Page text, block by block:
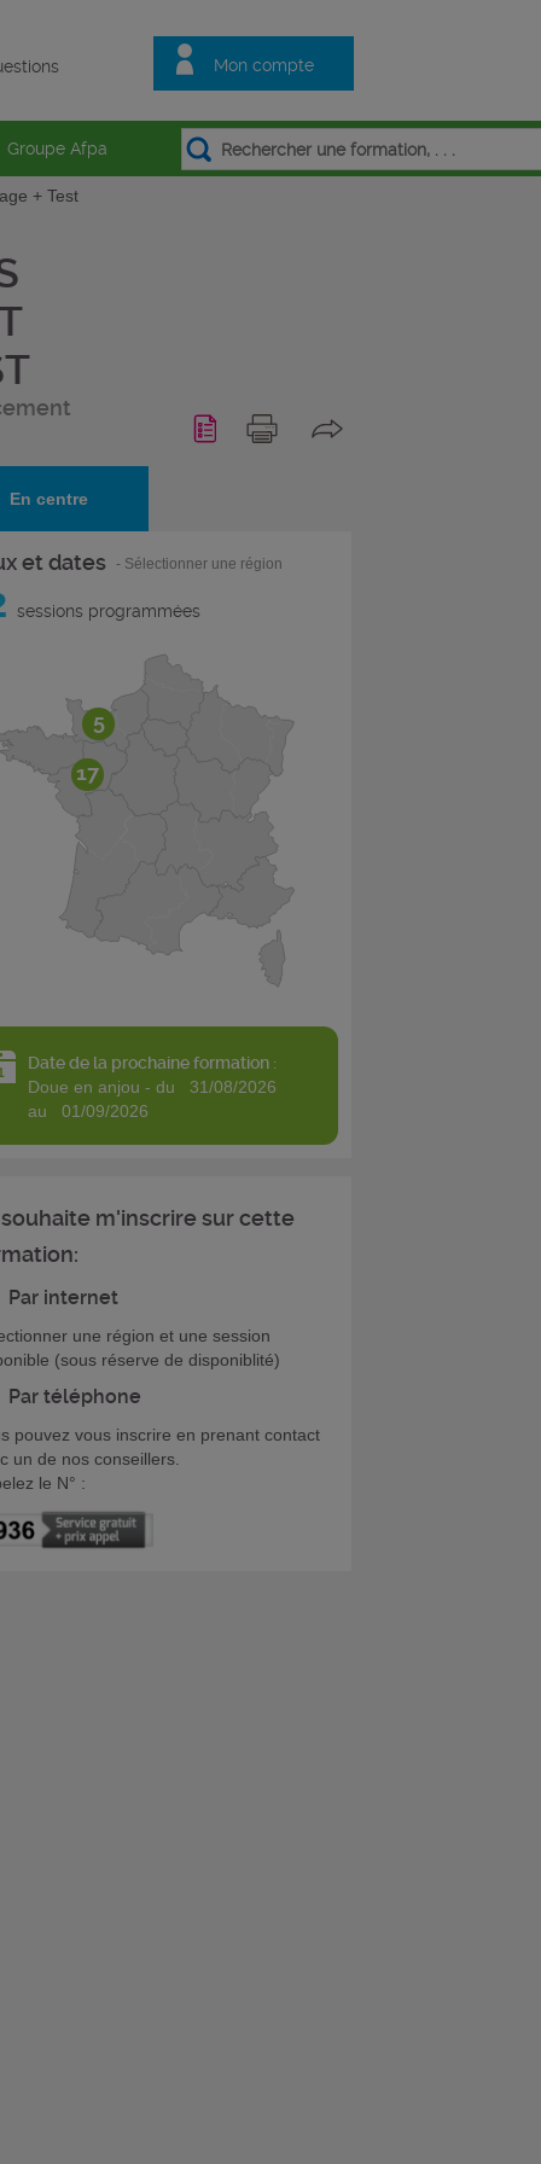
Mon compte
Groupe Afpa
+ Test
En centre
et dates - Sélectionner une région
sessions programmées
5
17
Date de la prochaine formation :
doue en anjou - du 31/08/2026
au 01/09/2026
m'inscrire sur cette
Par internet
une région et une session
(sous réserve de disponiblité)
Par téléphone
pouvez vous inscrire en prenant contact
un de nos conseillers.
le N° :